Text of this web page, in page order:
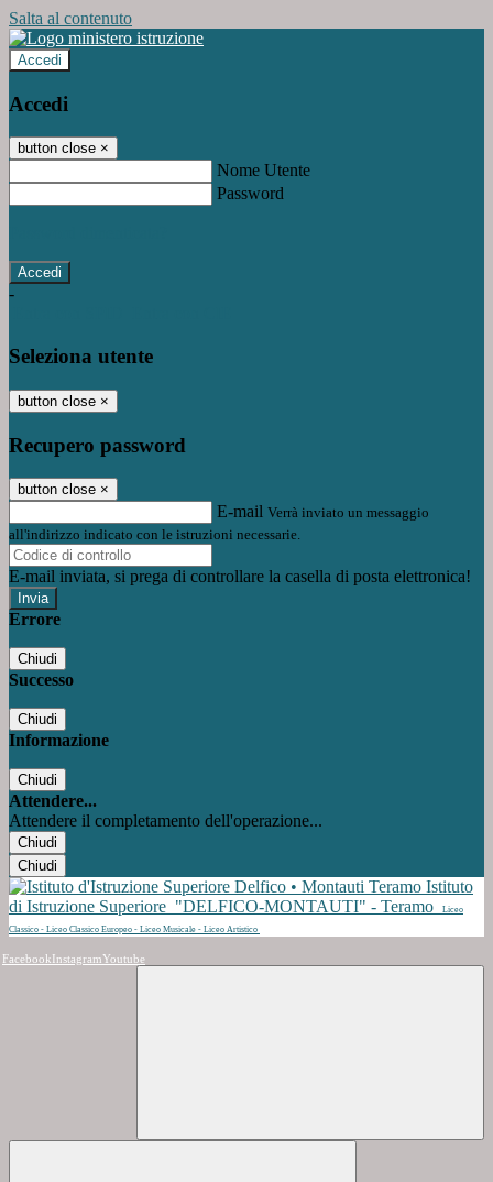
Salta al contenuto
Accedi
Accedi
button close ×
Nome Utente
Password
-
Seleziona utente
button close ×
Recupero password
button close ×
E-mail Verrà inviato un messaggio
all'indirizzo indicato con le istruzioni necessarie.
E-mail inviata, si prega di controllare la casella di posta elettronica!
Errore
Chiudi
Successo
Chiudi
Informazione
Chiudi
Attendere...
Attendere il completamento dell'operazione...
Chiudi
Chiudi
Istituto
di Istruzione Superiore "DELFICO-MONTAUTI" - Teramo
Liceo
Classico - Liceo Classico Europeo - Liceo Musicale - Liceo Artistico
Facebook InstagramYoutube